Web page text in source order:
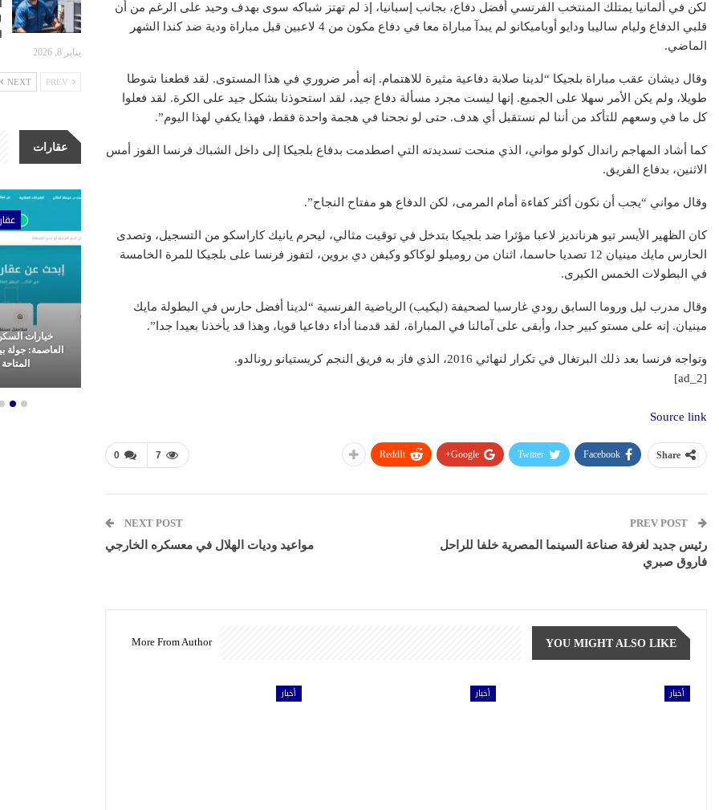
لكن في ألمانيا يمتلك المنتخب الفرنسي أفضل دفاع، بجانب إسبانيا، إذ لم تهتز شباكه سوى بهدف وحيد على الرغم من أن
قلبي الدفاع وليام ساليبا ودايو أوباميكانو لم يبدآ مباراة معا في دفاع مكون من 4 لاعبين قبل مباراة ودية ضد كندا الشهر
الماضي.
وقال ديشان عقب مباراة بلجيكا “لدينا صلابة دفاعية مثيرة للاهتمام. إنه أمر ضروري في هذا المستوى. لقد قطعنا شوطا
طويلا، ولم يكن الأمر سهلا على الجميع. إنها ليست مجرد مسألة دفاع جيد، لقد استحوذنا بشكل جيد على الكرة. لقد فعلوا
كل ما في وسعهم للتأكد من أننا لم نستقبل أي هدف. حتى لو نجحنا في هجمة واحدة فقط، فهذا يكفي لهذا اليوم”.
كما أشاد المهاجم راندال كولو مواني، الذي منحت تسديدته التي اصطدمت بدفاع بلجيكا إلى داخل الشباك فرنسا الفوز أمس
الاثنين، بدفاع الفريق.
وقال مواني “يجب أن نكون أكثر كفاءة أمام المرمى، لكن الدفاع هو مفتاح النجاح”.
كان الظهير الأيسر تيو هرنانديز لاعبا مؤثرا ضد بلجيكا بتدخل في توقيت مثالي، ليحرم يانيك كاراسكو من التسجيل، وتصدى
الحارس مايك مينيان 12 تصديا حاسما، اثنان من روميلو لوكاكو وكيفن دي بروين، لتفوز فرنسا على بلجيكا للمرة الخامسة
في البطولات الخمس الكبرى.
وقال مدرب ليل وروما السابق رودي غارسيا لصحيفة (ليكيب) الرياضية الفرنسية “لدينا أفضل حارس في البطولة مايك
مينيان. إنه على مستو كبير جدا، وأبقى على آمالنا في المباراة، لقد قدمنا أداء دفاعيا قويا، وهذا قد يأخذنا بعيدا جدا”.
وتواجه فرنسا بعد ذلك البرتغال في تكرار لنهائي 2016، الذي فاز به فريق النجم كريستيانو رونالدو.
[ad_2]
Source link
0 7 Share
Facebook
Twitter
Google+
ReddIt
رئيس جديد لغرفة صناعة السينما المصرية خلفا للراحل
فاروق صبري
NEXT POST
مواعيد وديات الهلال في معسكره الخارجي
YOU MIGHT ALSO LIKE
More From Author
أخبار أخبار أخبار
يناير 8, 2026
NEXT
عقارات
رقمية في عالم العقارات
خيارات
العاصمة: جولة
المتاحة